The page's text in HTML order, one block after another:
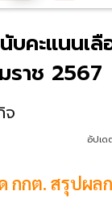
บคะแนนเ
ราช 2567
จ
อัปเด
กกต. สรุปผ